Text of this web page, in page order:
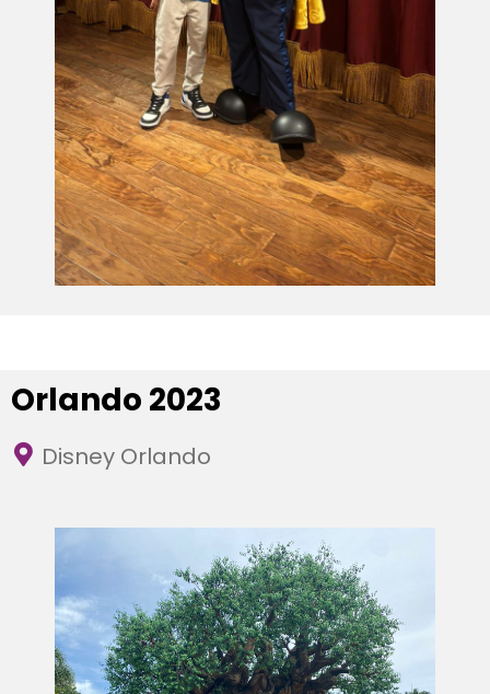
Orlando 2023
Disney Orlando